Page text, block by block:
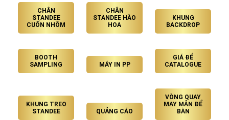
CHÂN
STANDEE
CUỐN NHÔM
CHÂN
STANDEE HÀO
HOA
KHUNG
BACKDROP
BOOTH
SAMPLING
MÁY IN PP
GIÁ ĐỂ
CATALOGUE
KHUNG TREO
STANDEE
QUẢNG CÁO
VÒNG QUAY
MAY MẮN ĐỂ
BÀN